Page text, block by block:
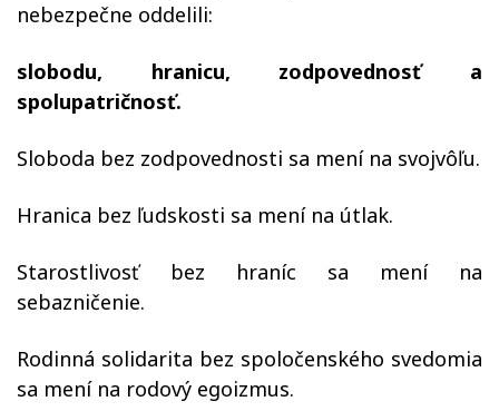
nebezpečne oddelili:
slobodu, hranicu, zodpovednosť a
spolupatričnosť.
Sloboda bez zodpovednosti sa mení na svojvôľu.
Hranica bez ľudskosti sa mení na útlak.
Starostlivosť bez hraníc sa mení na
sebazničenie.
Rodinná solidarita bez spoločenského svedomia
sa mení na rodový egoizmus.